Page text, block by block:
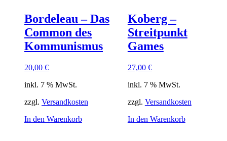
Bordeleau – Das
Common des
Kommunismus
20,00 €
inkl. 7 % MwSt.
zzgl. Versandkosten
In den Warenkorb
Koberg –
Streitpunkt
Games
27,00 €
inkl. 7 % MwSt.
zzgl. Versandkosten
In den Warenkorb